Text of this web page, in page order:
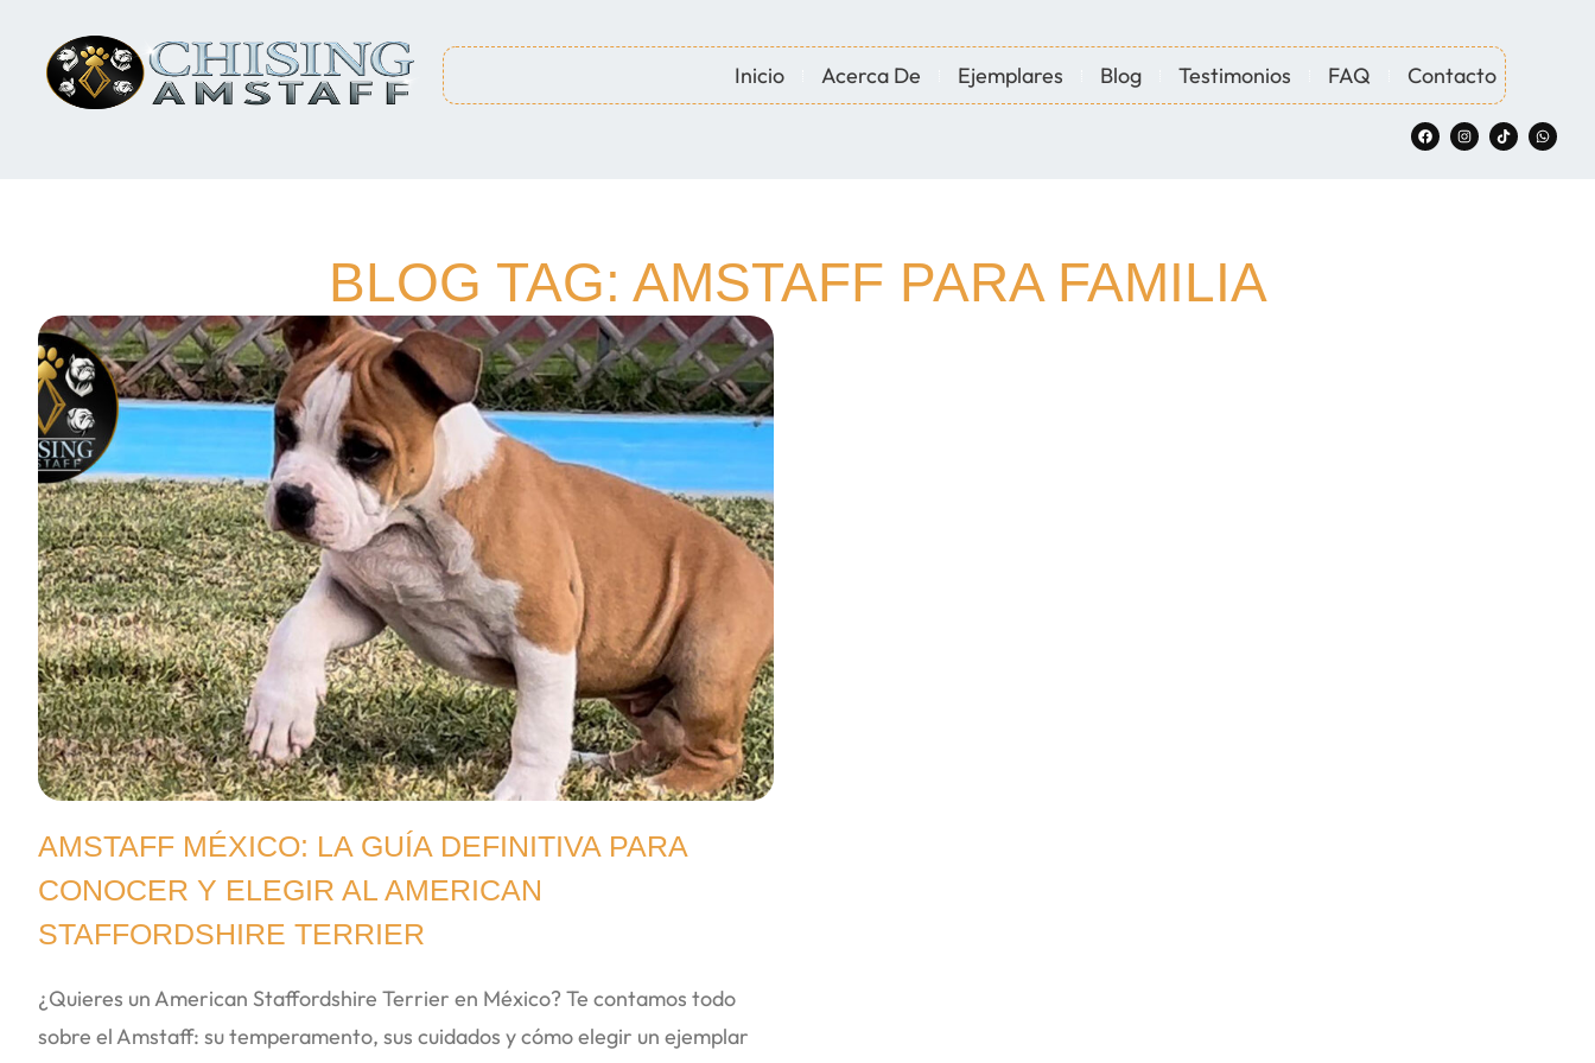
Inicio Acerca De Ejemplares Blog Testimonios FAQ Contacto
BLOG TAG: AMSTAFF PARA FAMILIA
AMSTAFF MÉXICO: LA GUÍA DEFINITIVA PARA
CONOCER Y ELEGIR AL AMERICAN
STAFFORDSHIRE TERRIER
¿Quieres un American Staffordshire Terrier en México? Te contamos todo
sobre el Amstaff: su temperamento, sus cuidados y cómo elegir un ejemplar